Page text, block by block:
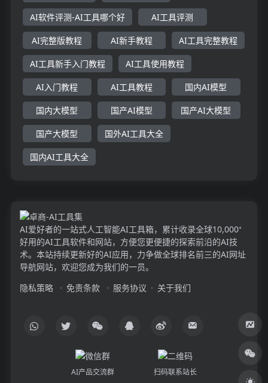
AI软件评测-AI工具哪个好 AI工具评测
AI完整版教程 AI新手教程 AI工具完整教程
AI工具新手入门教程 AI工具使用教程
AI入门教程 AI工具教程 国内AI模型
国内大模型 国产AI模型 国产AI大模型
国产大模型 国外AI工具大全
国内AI工具大全
AI爱好者的一站式人工智能AI工具箱，累计收录全球10,000⁺
好用的AI工具软件和网站，方便您更便捷的探索前沿的AI技
术。本站持续更新好的AI应用，力争做全球排名前三的AI网址
导航网站，欢迎您成为我们的一员。
隐私策略
免责条款 服务协议 关于我们
AI产品交流群 扫码联系站长